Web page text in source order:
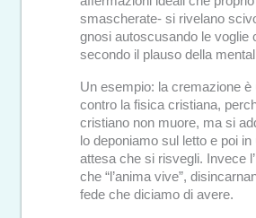
smascherate- si rivelano
gnosi autoscusando le voglie
secondo il plauso della
Un esempio: la cremazione è
contro la fisica cristiana,
cristiano non muore, ma si
lo deponiamo sul letto e poi in
attesa che si risvegli. Invece
che “l’anima vive”,
fede che diciamo di avere.